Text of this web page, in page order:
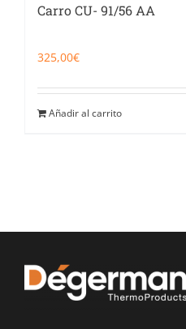
Carro CU- 91/56 AA
325,00€
Añadir al carrito